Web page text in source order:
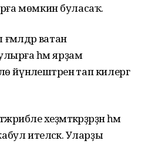
мөмкин буласаҡ.
ватан
һәм ярҙам
йүнәлештәренә тап килергә
хеҙмәткәрҙәрҙән һәм
ителәсәк. Уларҙы